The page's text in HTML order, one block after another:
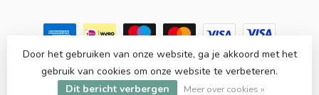
© Copyright 2026 Marc Cook & Home | Webshop | Fysieke
kookwinkel in Elst |- Powered byLightspeed-Lightspeed design
byDyvelopment
Door het gebruiken van onze website, ga je akkoord met het
gebruik van cookies om onze website te verbeteren.
Dit bericht verbergen
Meer over cookies »